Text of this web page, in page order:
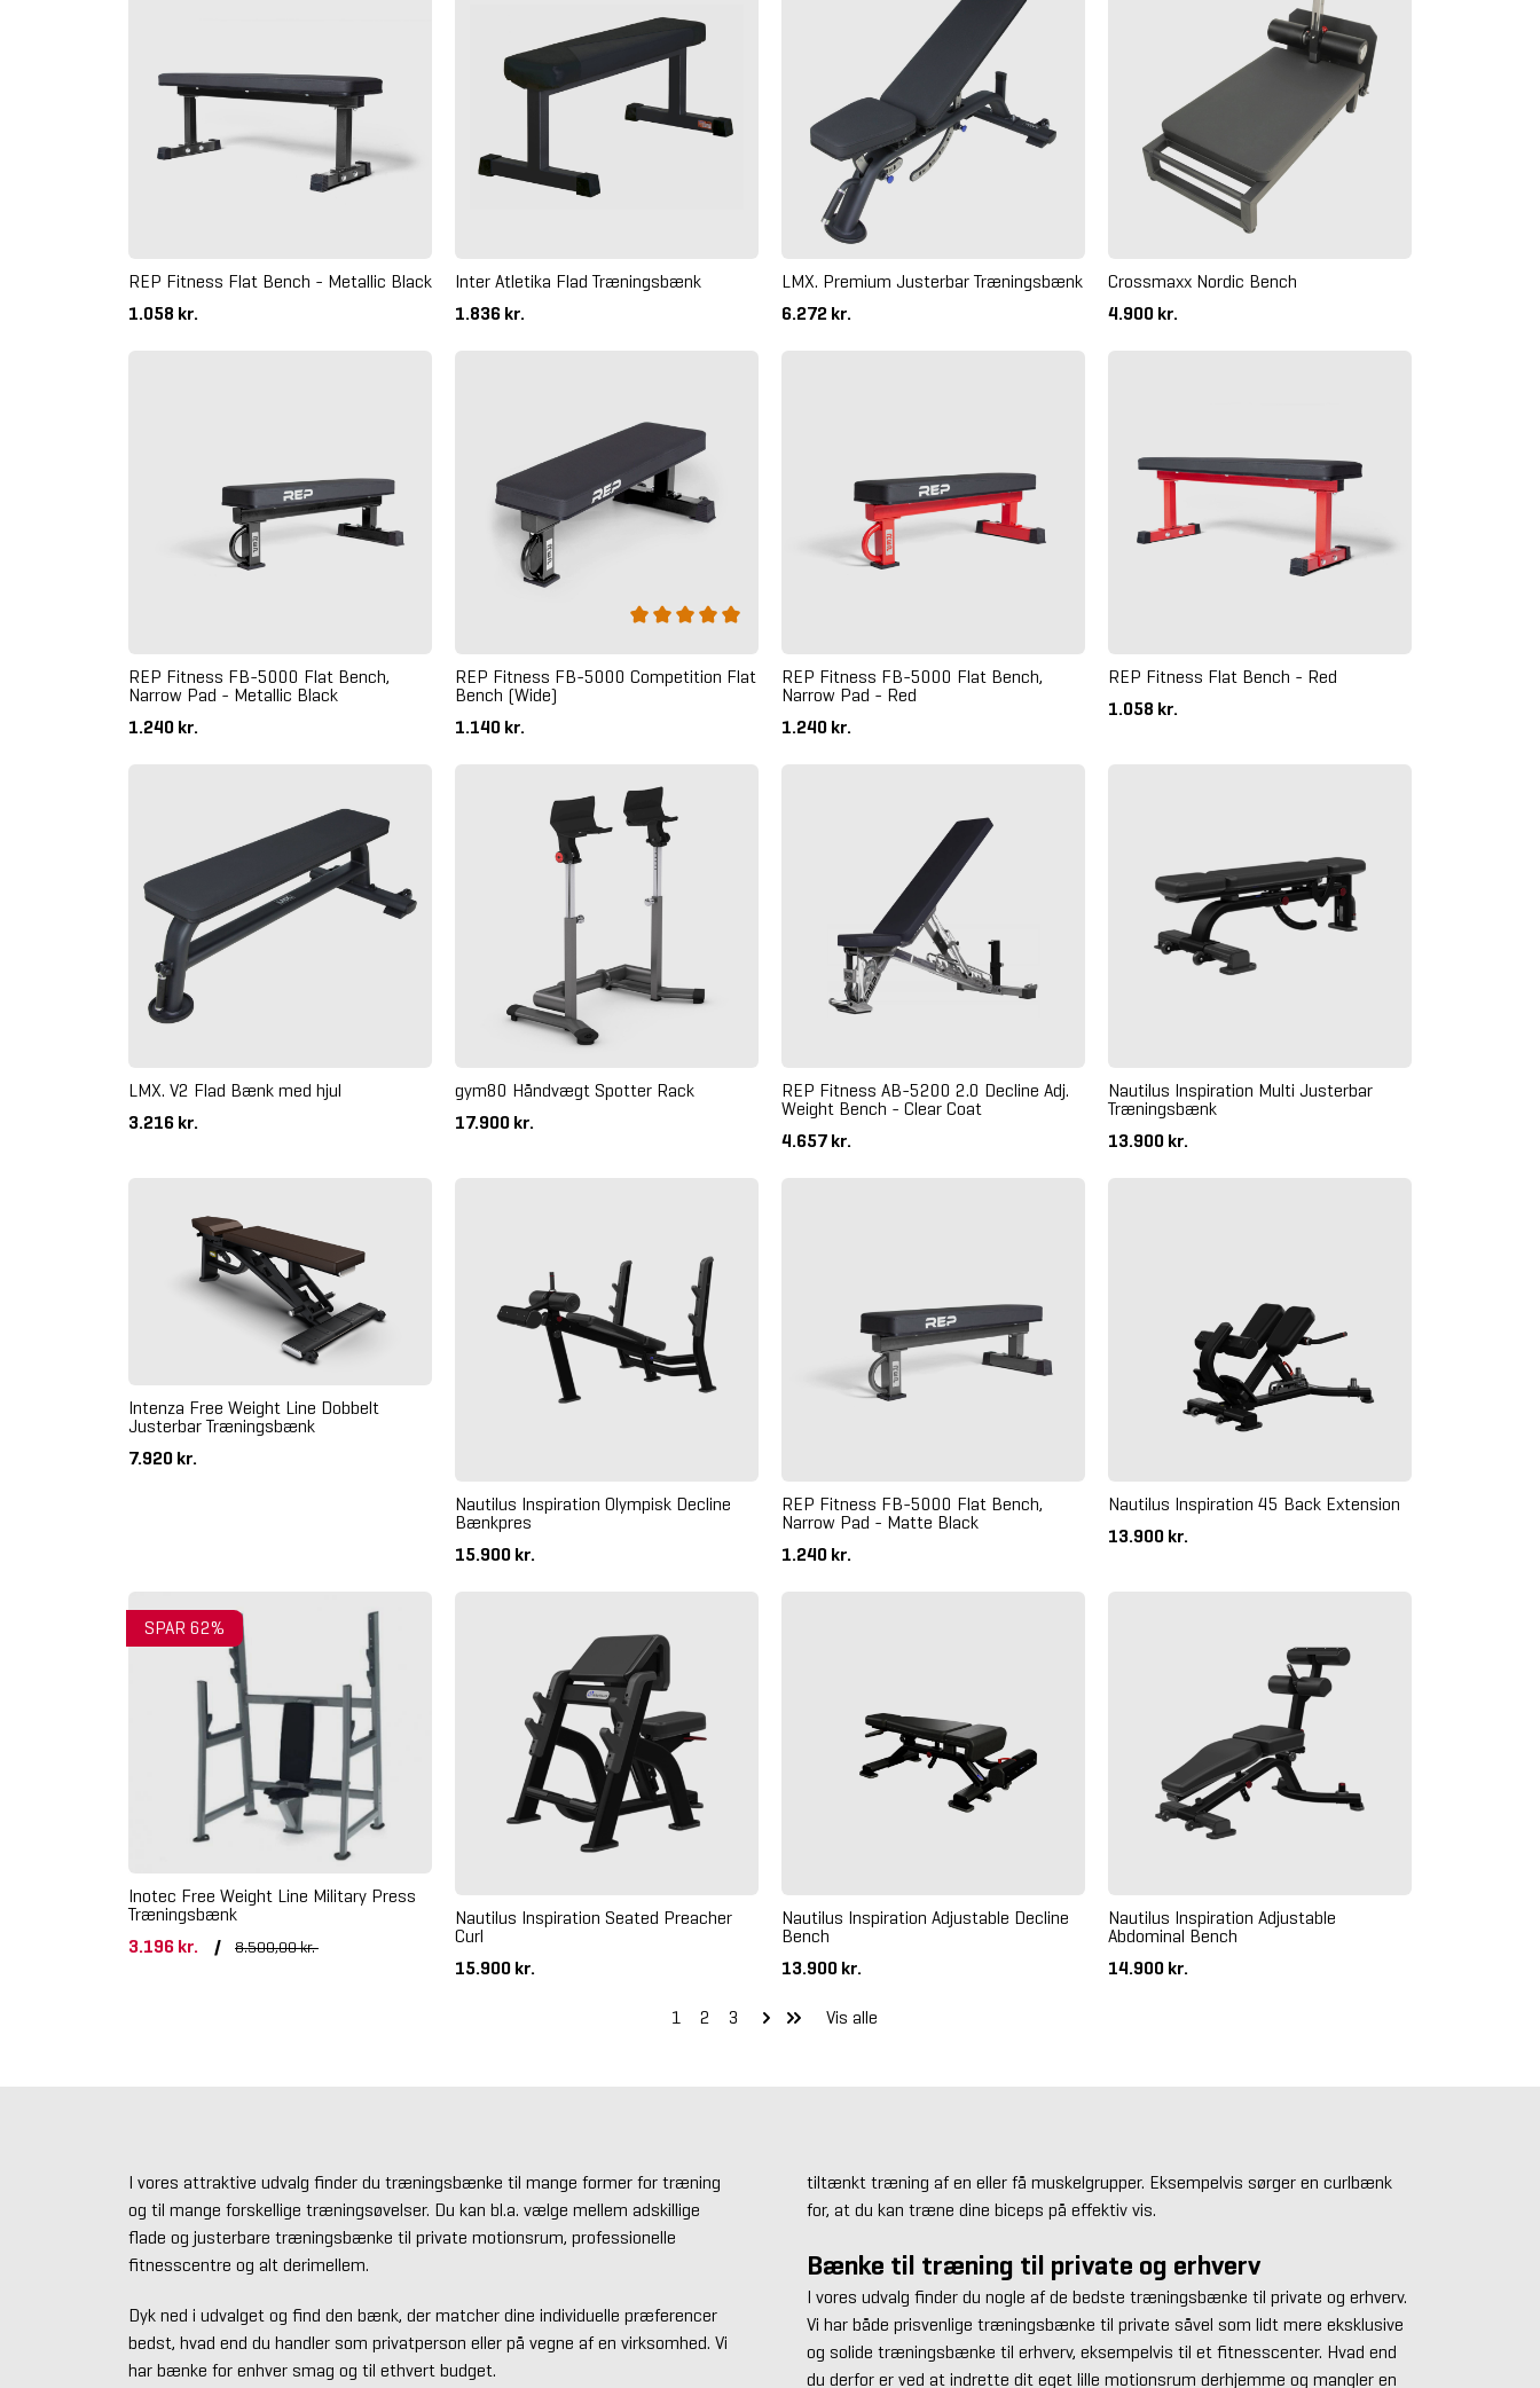
REP Fitness Flat Bench - Metallic Black
1.058 kr.
Inter Atletika Flad Træningsbænk
1.836 kr.
LMX. Premium Justerbar Træningsbænk
6.272 kr.
Crossmaxx Nordic Bench
4.900 kr.
REP Fitness FB-5000 Flat Bench,
Narrow Pad - Metallic Black
1.240 kr.
REP Fitness FB-5000 Competition Flat
Bench (Wide)
1.140 kr.
REP Fitness FB-5000 Flat Bench,
Narrow Pad - Red
1.240 kr.
REP Fitness Flat Bench - Red
1.058 kr.
LMX. V2 Flad Bænk med hjul
3.216 kr.
gym80 Håndvægt Spotter Rack
17.900 kr.
REP Fitness AB-5200 2.0 Decline Adj.
Weight Bench - Clear Coat
4.657 kr.
Nautilus Inspiration Multi Justerbar
Træningsbænk
13.900 kr.
Intenza Free Weight Line Dobbelt
Justerbar Træningsbænk
7.920 kr.
Nautilus Inspiration Olympisk Decline
Bænkpres
15.900 kr.
REP Fitness FB-5000 Flat Bench,
Narrow Pad - Matte Black
1.240 kr.
Nautilus Inspiration 45 Back Extension
13.900 kr.
SPAR 62%
Inotec Free Weight Line Military Press
Træningsbænk
3.196 kr.
/ 8.500,00 kr.
Nautilus Inspiration Seated Preacher
Curl
15.900 kr.
Nautilus Inspiration Adjustable Decline
Bench
13.900 kr.
Nautilus Inspiration Adjustable
Abdominal Bench
14.900 kr.
1 2 3 Vis alle
I vores attraktive udvalg finder du træningsbænke til mange former for træning
og til mange forskellige træningsøvelser. Du kan bl.a. vælge mellem adskillige
flade og justerbare træningsbænke til private motionsrum, professionelle
fitnesscentre og alt derimellem.
Dyk ned i udvalget og find den bænk, der matcher dine individuelle præferencer
bedst, hvad end du handler som privatperson eller på vegne af en virksomhed. Vi
har bænke for enhver smag og til ethvert budget.
tiltænkt træning af en eller få muskelgrupper. Eksempelvis sørger en curlbænk
for, at du kan træne dine biceps på effektiv vis.
Bænke til træning til private og erhverv
I vores udvalg finder du nogle af de bedste træningsbænke til private og erhverv.
Vi har både prisvenlige træningsbænke til private såvel som lidt mere eksklusive
og solide træningsbænke til erhverv, eksempelvis til et fitnesscenter. Hvad end
du derfor er ved at indrette dit eget lille motionsrum derhjemme og mangler en